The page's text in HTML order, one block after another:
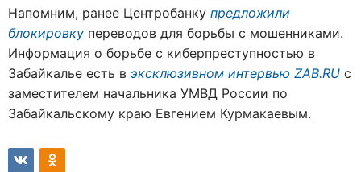
Напомним, ранее Центробанку предложили
блокировку переводов для борьбы с мошенниками.
Информация о борьбе с киберпреступностью в
Забайкалье есть в эксклюзивном интервью ZAB.RU с
заместителем начальника УМВД России по
Забайкальскому краю Евгением Курмакаевым.